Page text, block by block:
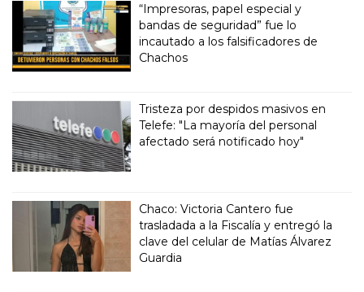
“Impresoras, papel especial y
bandas de seguridad” fue lo
incautado a los falsificadores de
Chachos
Tristeza por despidos masivos en
Telefe: "La mayoría del personal
afectado será notificado hoy"
Chaco: Victoria Cantero fue
trasladada a la Fiscalía y entregó la
clave del celular de Matías Álvarez
Guardia